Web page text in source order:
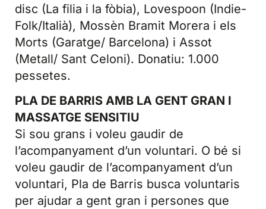
disc (La filia i la fòbia), Lovespoon (Indie-
Folk/Italià), Mossèn Bramit Morera i els
Morts (Garatge/ Barcelona) i Assot
(Metall/ Sant Celoni). Donatiu: 1.000
pessetes.
PLA DE BARRIS AMB LA GENT GRAN I
MASSATGE SENSITIU
Si sou grans i voleu gaudir de
l’acompanyament d’un voluntari. O bé si
voleu gaudir de l’acompanyament d’un
voluntari, Pla de Barris busca voluntaris
per ajudar a gent gran i persones que